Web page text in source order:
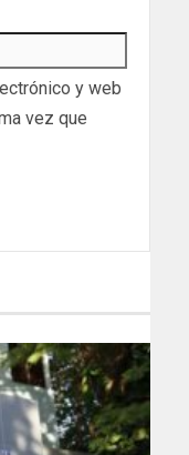
y web
vez que